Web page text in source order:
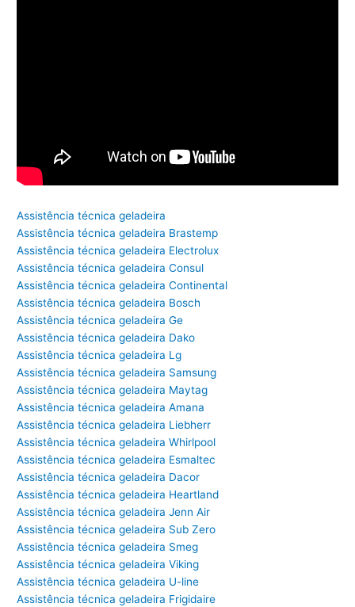
Assistência técnica geladeira
Assistência técnica geladeira Brastemp
Assistência técnica geladeira Electrolux
Assistência técnica geladeira Consul
Assistência técnica geladeira Continental
Assistência técnica geladeira Bosch
Assistência técnica geladeira Ge
Assistência técnica geladeira Dako
Assistência técnica geladeira Lg
Assistência técnica geladeira Samsung
Assistência técnica geladeira Maytag
Assistência técnica geladeira Amana
Assistência técnica geladeira Liebherr
Assistência técnica geladeira Whirlpool
Assistência técnica geladeira Esmaltec
Assistência técnica geladeira Dacor
Assistência técnica geladeira Heartland
Assistência técnica geladeira Jenn Air
Assistência técnica geladeira Sub Zero
Assistência técnica geladeira Smeg
Assistência técnica geladeira Viking
Assistência técnica geladeira U-line
Assistência técnica geladeira Frigidaire